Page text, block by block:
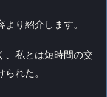
り紹介します。
、私とは短時間の交
れた。